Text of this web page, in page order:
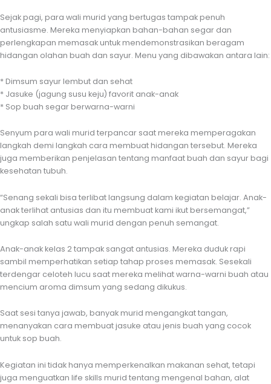
Sejak pagi, para wali murid yang bertugas tampak penuh
antusiasme. Mereka menyiapkan bahan-bahan segar dan
perlengkapan memasak untuk mendemonstrasikan beragam
hidangan olahan buah dan sayur. Menu yang dibawakan antara lain:
* Dimsum sayur lembut dan sehat
* Jasuke (jagung susu keju) favorit anak-anak
* Sop buah segar berwarna-warni
Senyum para wali murid terpancar saat mereka memperagakan
langkah demi langkah cara membuat hidangan tersebut. Mereka
juga memberikan penjelasan tentang manfaat buah dan sayur bagi
kesehatan tubuh.
“Senang sekali bisa terlibat langsung dalam kegiatan belajar. Anak-
anak terlihat antusias dan itu membuat kami ikut bersemangat,”
ungkap salah satu wali murid dengan penuh semangat.
Anak-anak kelas 2 tampak sangat antusias. Mereka duduk rapi
sambil memperhatikan setiap tahap proses memasak. Sesekali
terdengar celoteh lucu saat mereka melihat warna-warni buah atau
mencium aroma dimsum yang sedang dikukus.
Saat sesi tanya jawab, banyak murid mengangkat tangan,
menanyakan cara membuat jasuke atau jenis buah yang cocok
untuk sop buah.
Kegiatan ini tidak hanya memperkenalkan makanan sehat, tetapi
juga menguatkan life skills murid tentang mengenal bahan, alat